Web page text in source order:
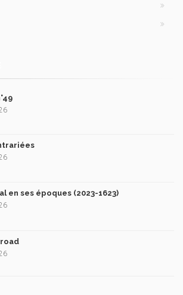
en ses époques (2023-1623)